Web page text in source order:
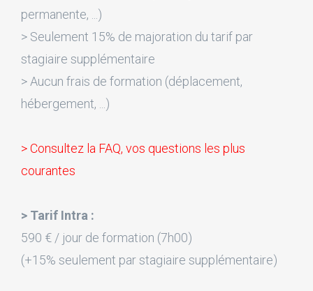
permanente, ...)
> Seulement 15% de majoration du tarif par
stagiaire supplémentaire
> Aucun frais de formation (déplacement,
hébergement, ...)
> Consultez la FAQ, vos questions les plus
courantes
> Tarif Intra :
590 € / jour de formation (7h00)
(+15% seulement par stagiaire supplémentaire)